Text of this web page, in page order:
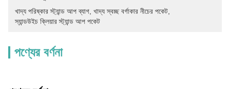
খাদ্য পরিষ্কার স্ট্যান্ড আপ ব্যাগ খাদ্য স্বচ্ছ বর্গাকার নীচের পকেট
স্যান্ডউইচ ক্লিয়ার স্ট্যান্ড আপ পকেট
পণ্যের বর্ণনা